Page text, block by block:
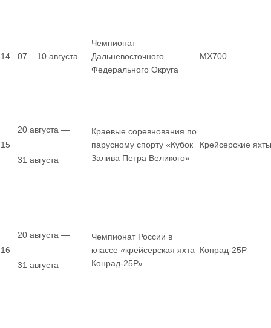
14 07 – 10 августа
Чемпионат
Дальневосточного
Федерального Округа
MX700
15
20 августа —
31 августа
Краевые соревнования по
парусному спорту «Кубок
Залива Петра Великого»
Крейсерские яхты
16
20 августа —
31 августа
Чемпионат России в
классе «крейсерская яхта
Конрад-25Р»
Конрад-25Р